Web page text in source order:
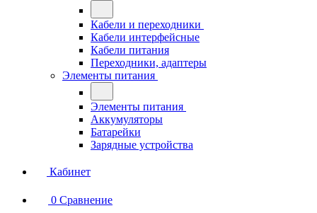
Кабели и переходники
Кабели интерфейсные
Кабели питания
Переходники, адаптеры
Элементы питания
Элементы питания
Аккумуляторы
Батарейки
Зарядные устройства
Кабинет
0 Сравнение